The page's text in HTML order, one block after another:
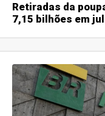
Retiradas da
7,15 bilhões em